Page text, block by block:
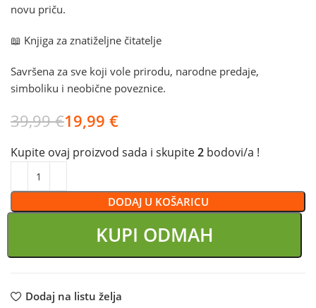
novu priču.
📖 Knjiga za znatiželjne čitatelje
Savršena za sve koji vole prirodu, narodne predaje,
simboliku i neobične poveznice.
39,99€19,99 €
Kupite ovaj proizvod sada i skupite2 bodovi/a !
DODAJ U KOŠARICU
KUPI ODMAH
Dodaj na listu želja